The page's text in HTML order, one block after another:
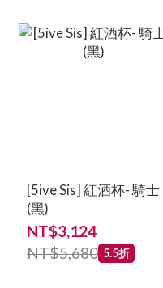
[5ive Sis] 紅酒杯- 騎士
(黑)
NT$3,124
NT$5,680 5.5折